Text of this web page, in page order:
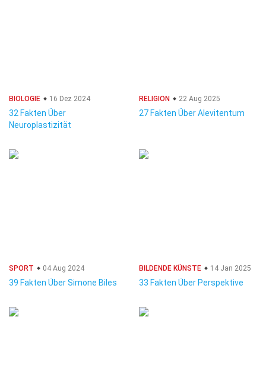
BIOLOGIE 16 Dez 2024
32 Fakten Über
Neuroplastizität
RELIGION 22 Aug 2025
27 Fakten Über Alevitentum
SPORT 04 Aug 2024
39 Fakten Über Simone Biles
BILDENDE KÜNSTE 14 Jan 2025
33 Fakten Über Perspektive